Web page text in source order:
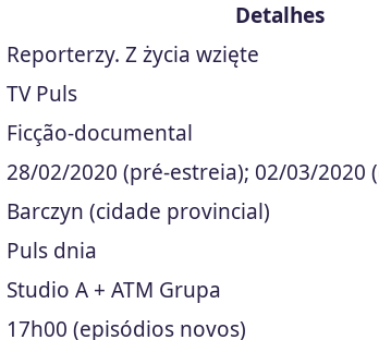
Detalhes
Reporterzy. Z życia wzięte
TV Puls
Ficção-documental
28/02/2020 (pré-estreia); 02/03/2020
Barczyn (cidade provincial)
Puls dnia
Studio A + ATM Grupa
17h00 (episódios novos)